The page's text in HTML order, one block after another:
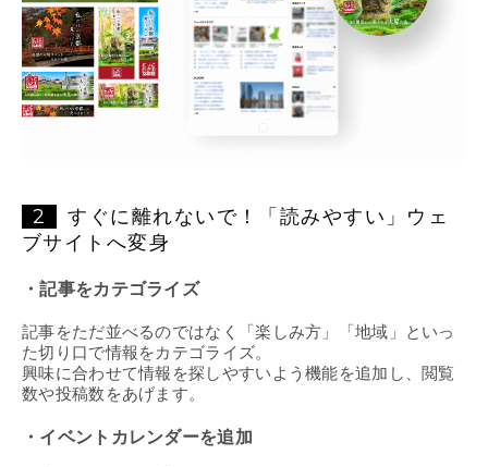
2
すぐに離れないで！「読みやすい」ウェ
ブサイトへ変身
・記事をカテゴライズ
記事をただ並べるのではなく「楽しみ方」「地域」といっ
た切り口で情報をカテゴライズ。
興味に合わせて情報を探しやすいよう機能を追加し、閲覧
数や投稿数をあげます。
・イベントカレンダーを追加